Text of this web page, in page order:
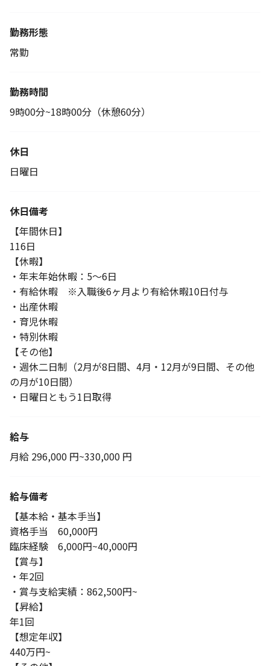
勤務形態
常勤
勤務時間
9時00分~18時00分（休憩60分）
休日
日曜日
休日備考
【年間休日】
116日
【休暇】
・年末年始休暇：5～6日
・有給休暇 ※入職後6ヶ月より有給休暇10日付与
・出産休暇
・育児休暇
・特別休暇
【その他】
・週休二日制（2月が8日間、4月・12月が9日間、その他
の月が10日間）
・日曜日ともう1日取得
給与
月給 296,000 円~330,000 円
給与備考
【基本給・基本手当】
資格手当 60,000円
臨床経験 6,000円~40,000円
【賞与】
・年2回
・賞与支給実績：862,500円~
【昇給】
年1回
【想定年収】
440万円~